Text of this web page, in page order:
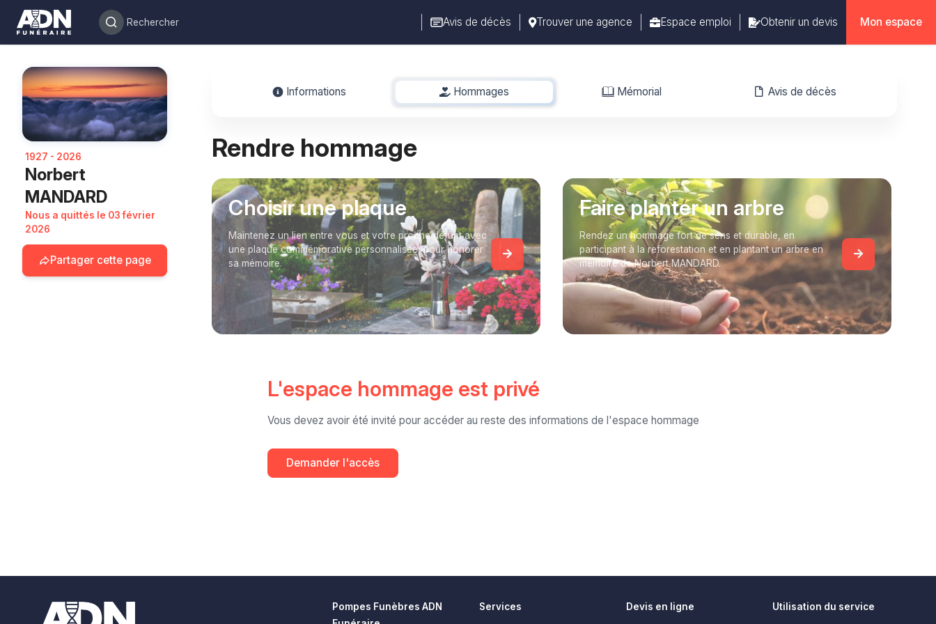
Avis de décès Trouver une agence Espace emploi Obtenir un devis Mon espace
1927 - 2026
Norbert
MANDARD
Nous a quittés le 03 février
2026
Partager cette page
Informations Hommages Mémorial Avis de décès
-
Rendre hommage
Choisir une plaque
Maintenez un lien entre vous et votre proche défunt avec
une plaque commémorative personnalisée, pour honorer
sa mémoire.
Faire planter un arbre
Rendez un hommage fort de sens et durable, en
participant à la reforestation et en plantant un arbre en
mémoire de Norbert MANDARD.
L'espace hommage est privé
Vous devez avoir été invité pour accéder au reste des informations de l'espace hommage
Demander l'accès
Footer
Pompes Funèbres ADN
Services Devis en ligne Utilisation du service